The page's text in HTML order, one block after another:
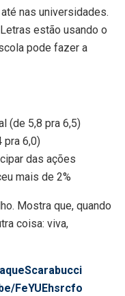
nas universidades.
estão usando o
pode fazer a
(de 5,8 pra 6,5)
pra 6,0)
das ações
mais de 2%
Mostra que, quando
coisa: viva,
FeYUEhsrcfo